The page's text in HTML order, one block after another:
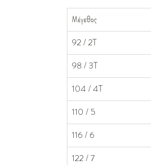
Μέγεθος
92 / 2T
98 / 3T
104 / 4T
110 / 5
116 / 6
122 / 7